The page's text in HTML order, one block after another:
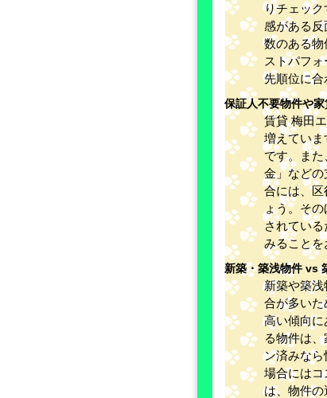
りチェッ
感がある
数のある
ストパフ
先順位に
保証人不要物件や
賃貸 梅田
増えてい
です。ま
金」など
合には、区
ょう。そ
されてい
みることを
新築・築浅物件 vs
新築や築
合が多い
高い傾向
る物件は
ン済みな
場合には
は、物件